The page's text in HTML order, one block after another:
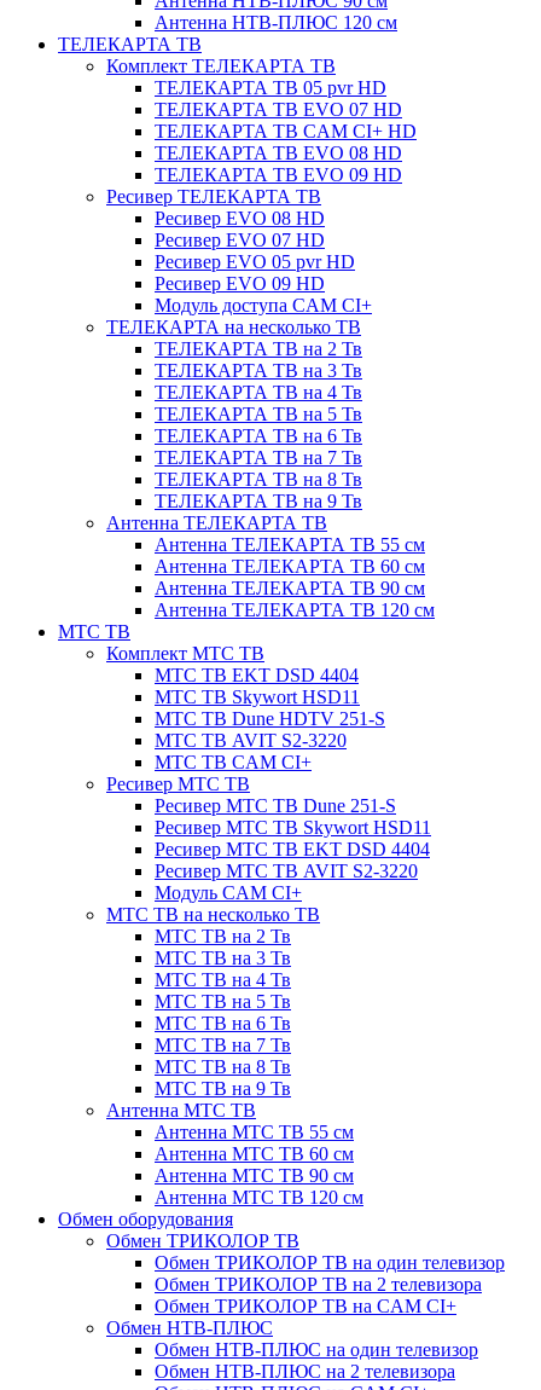
Антенна НТВ-ПЛЮС 120 см
ТЕЛЕКАРТА ТВ
Комплект ТЕЛЕКАРТА ТВ
ТЕЛЕКАРТА ТВ 05 pvr HD
ТЕЛЕКАРТА ТВ EVO 07 HD
ТЕЛЕКАРТА ТВ CAM CI+ HD
ТЕЛЕКАРТА ТВ EVO 08 HD
ТЕЛЕКАРТА ТВ EVO 09 HD
Ресивер ТЕЛЕКАРТА ТВ
Ресивер EVO 08 HD
Ресивер EVO 07 HD
Ресивер EVO 05 pvr HD
Ресивер EVO 09 HD
Модуль доступа CAM CI+
ТЕЛЕКАРТА на несколько ТВ
ТЕЛЕКАРТА ТВ на 2 Тв
ТЕЛЕКАРТА ТВ на 3 Тв
ТЕЛЕКАРТА ТВ на 4 Тв
ТЕЛЕКАРТА ТВ на 5 Тв
ТЕЛЕКАРТА ТВ на 6 Тв
ТЕЛЕКАРТА ТВ на 7 Тв
ТЕЛЕКАРТА ТВ на 8 Тв
ТЕЛЕКАРТА ТВ на 9 Тв
Антенна ТЕЛЕКАРТА ТВ
Антенна ТЕЛЕКАРТА ТВ 55 см
Антенна ТЕЛЕКАРТА ТВ 60 см
Антенна ТЕЛЕКАРТА ТВ 90 см
Антенна ТЕЛЕКАРТА ТВ 120 см
МТС ТВ
Комплект МТС ТВ
МТС ТВ EKT DSD 4404
МТС ТВ Skywort HSD11
МТС ТВ Dune HDTV 251-S
МТС ТВ AVIT S2-3220
МТС ТВ CAM CI+
Ресивер МТС ТВ
Ресивер МТС ТВ Dune 251-S
Ресивер МТС ТВ Skywort HSD11
Ресивер МТС ТВ EKT DSD 4404
Ресивер МТС ТВ AVIT S2-3220
Модуль CAM CI+
МТС ТВ на несколько ТВ
МТС ТВ на 2 Тв
МТС ТВ на 3 Тв
МТС ТВ на 4 Тв
МТС ТВ на 5 Тв
МТС ТВ на 6 Тв
МТС ТВ на 7 Тв
МТС ТВ на 8 Тв
МТС ТВ на 9 Тв
Антенна МТС ТВ
Антенна МТС ТВ 55 см
Антенна МТС ТВ 60 см
Антенна МТС ТВ 90 см
Антенна МТС ТВ 120 см
Обмен оборудования
Обмен ТРИКОЛОР ТВ
Обмен ТРИКОЛОР ТВ на один телевизор
Обмен ТРИКОЛОР ТВ на 2 телевизора
Обмен ТРИКОЛОР ТВ на CAM CI+
Обмен НТВ-ПЛЮС
Обмен НТВ-ПЛЮС на один телевизор
Обмен НТВ-ПЛЮС на 2 телевизора